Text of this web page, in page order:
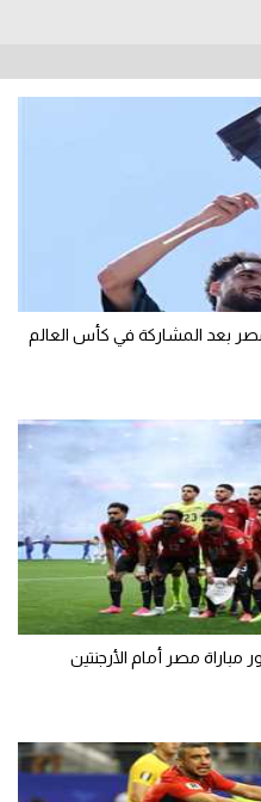
بعد المشاركة في كأس العالم
مصر أمام الأرجنتين